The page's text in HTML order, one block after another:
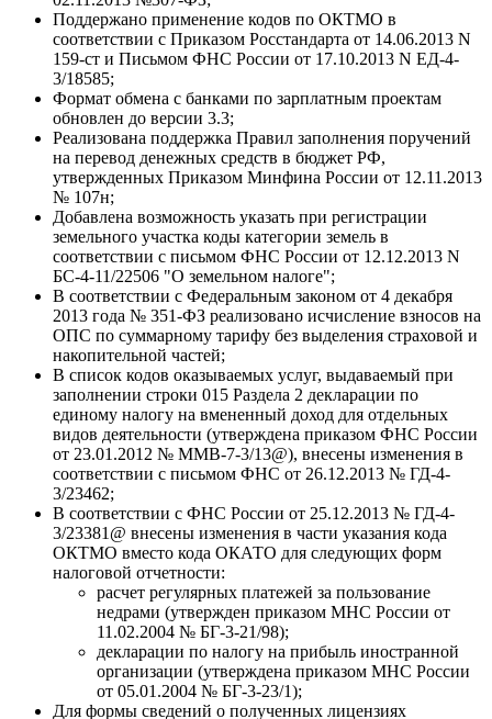
Поддержано применение кодов по ОКТМО в
соответствии с Приказом Росстандарта от 14.06.2013 N
159-ст и Письмом ФНС России от 17.10.2013 N ЕД-4-
3/18585;
Формат обмена с банками по зарплатным проектам
обновлен до версии 3.3;
Реализована поддержка Правил заполнения поручений
на перевод денежных средств в бюджет РФ,
утвержденных Приказом Минфина России от 12.11.2013
№ 107н;
Добавлена возможность указать при регистрации
земельного участка коды категории земель в
соответствии с письмом ФНС России от 12.12.2013 N
БС-4-11/22506 "О земельном налоге";
В соответствии с Федеральным законом от 4 декабря
2013 года № 351-ФЗ реализовано исчисление взносов на
ОПС по суммарному тарифу без выделения страховой и
накопительной частей;
В список кодов оказываемых услуг, выдаваемый при
заполнении строки 015 Раздела 2 декларации по
единому налогу на вмененный доход для отдельных
видов деятельности (утверждена приказом ФНС России
от 23.01.2012 № ММВ-7-3/13@), внесены изменения в
соответствии с письмом ФНС от 26.12.2013 № ГД-4-
3/23462;
В соответствии с ФНС России от 25.12.2013 № ГД-4-
3/23381@ внесены изменения в части указания кода
ОКТМО вместо кода ОКАТО для следующих форм
налоговой отчетности:
расчет регулярных платежей за пользование
недрами (утвержден приказом МНС России от
11.02.2004 № БГ-3-21/98);
декларации по налогу на прибыль иностранной
организации (утверждена приказом МНС России
от 05.01.2004 № БГ-3-23/1);
Для формы сведений о полученных лицензиях